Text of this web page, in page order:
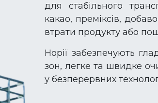
для стабільного
какао, преміксів,
втрати продукту або
Норії забезпечують
зон, легке та швидке
у безперервних